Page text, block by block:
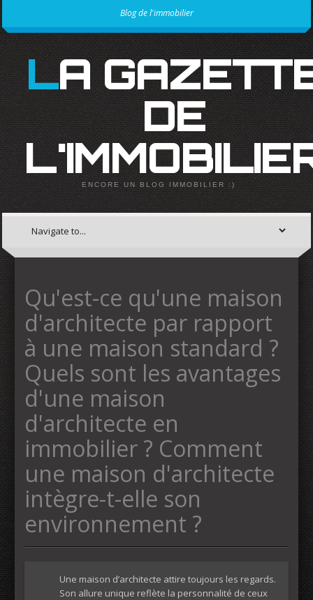
Blog de l'immobilier
LA GAZETTE
DE
ENCORE UN BLOG IMMOBILIER :)
Qu'est-ce qu'une maison
d'architecte par rapport
à une maison standard ?
Quels sont les avantages
d'une maison
d'architecte en
immobilier ? Comment
une maison d'architecte
intègre-t-elle son
environnement ?
Une maison d’architecte attire toujours les regards.
Son allure unique reflète la personnalité de ceux